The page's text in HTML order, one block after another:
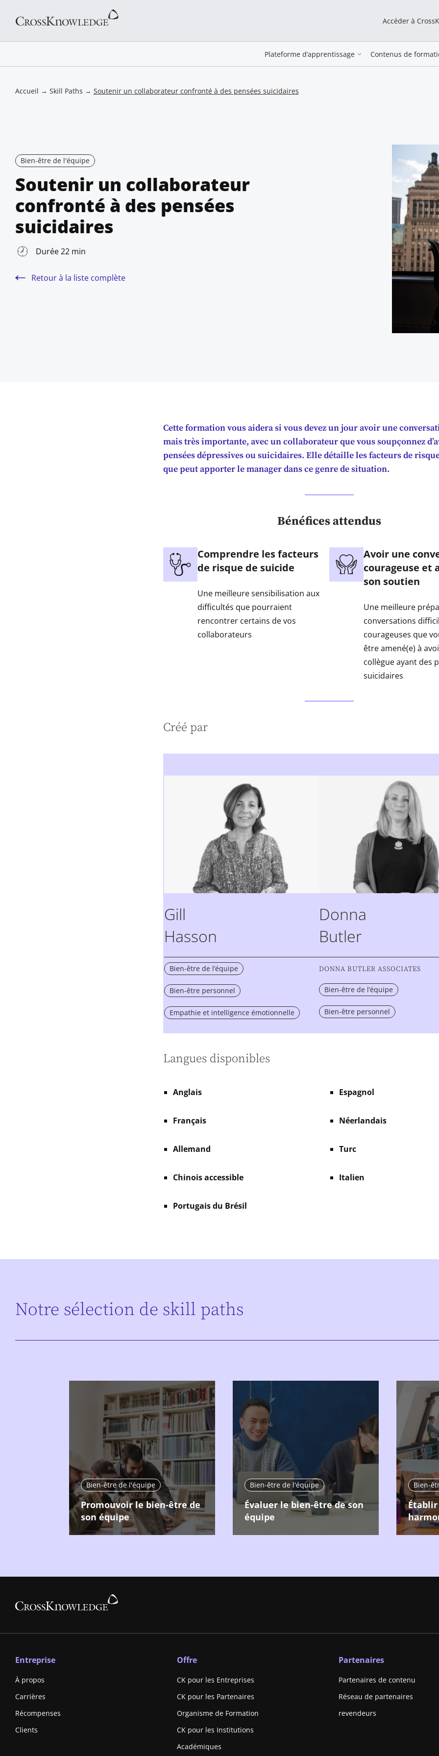
Accéder à
Plateforme d’apprentissage Contenus de
Accueil → Skill Paths → Soutenir un collaborateur confronté à des pensées suicidaires
Bien-être de l'équipe
Soutenir un collaborateur
confronté à des pensées
suicidaires
Durée 22 min
Retour à la liste complète
Cette formation vous aidera si vous devez un jour avoir une
mais très importante, avec un collaborateur que vous soupçonnez
pensées dépressives ou suicidaires. Elle détaille les facteurs de
que peut apporter le manager dans ce genre de situation.
Bénéfices attendus
Comprendre les facteurs
de risque de suicide
Une meilleure sensibilisation aux
difficultés que pourraient
rencontrer certains de vos
collaborateurs
Avoir une
courageuse et
son soutien
Une meilleure
conversations
courageuses que
être amené(e) à
collègue ayant des
suicidaires
Créé par
Gill
Hasson
Bien-être de l’équipe
Bien-être personnel
Empathie et intelligence émotionnelle
Donna
Butler
DONNA BUTLER ASSOCIATES
Bien-être de l’équipe
Bien-être personnel
Langues disponibles
Anglais
Français
Allemand
Chinois accessible
Portugais du Brésil
Espagnol
Néerlandais
Turc
Italien
Notre sélection de skill paths
Bien-être de l'équipe
Promouvoir le bien-être de
son équipe
Bien-être de l'équipe
Évaluer le bien-être de son
équipe
Bien-
Entreprise
À propos
Carrières
Récompenses
Clients
Offre
CK pour les Entreprises
CK pour les Partenaires
Organisme de Formation
CK pour les Institutions
Académiques
Partenaires
Partenaires de contenu
Réseau de partenaires
revendeurs